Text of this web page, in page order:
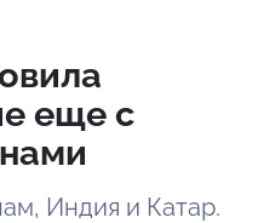
еще с
Индия и Катар.